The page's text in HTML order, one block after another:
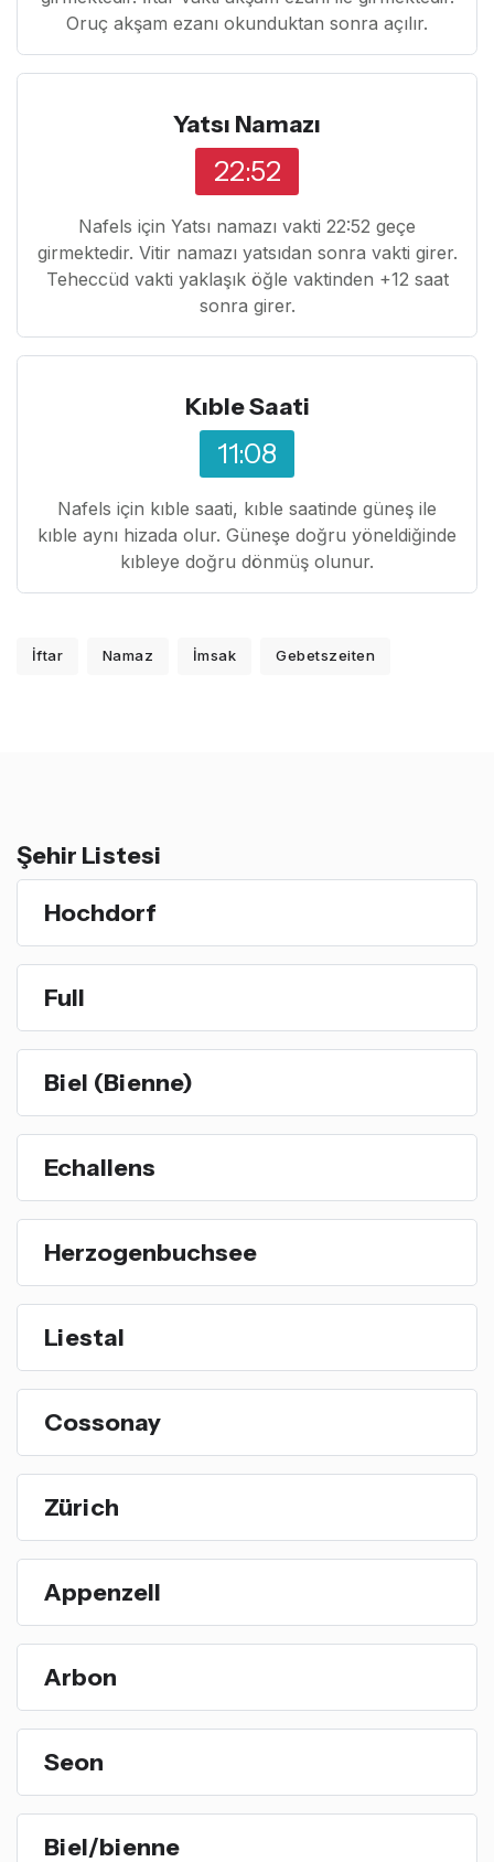
Oruç akşam ezanı okunduktan sonra açılır.
Yatsı Namazı
22:52
Nafels için Yatsı namazı vakti 22:52 geçe
girmektedir. Vitir namazı yatsıdan sonra vakti girer.
Teheccüd vakti yaklaşık öğle vaktinden +12 saat
sonra girer.
Kıble Saati
11:08
Nafels için kıble saati, kıble saatinde güneş ile
kıble aynı hizada olur. Güneşe doğru yöneldiğinde
kıbleye doğru dönmüş olunur.
İftar Namaz İmsak Gebetszeiten
Şehir Listesi
Hochdorf
Full
Biel (Bienne)
Echallens
Herzogenbuchsee
Liestal
Cossonay
Zürich
Appenzell
Arbon
Seon
Biel/bienne